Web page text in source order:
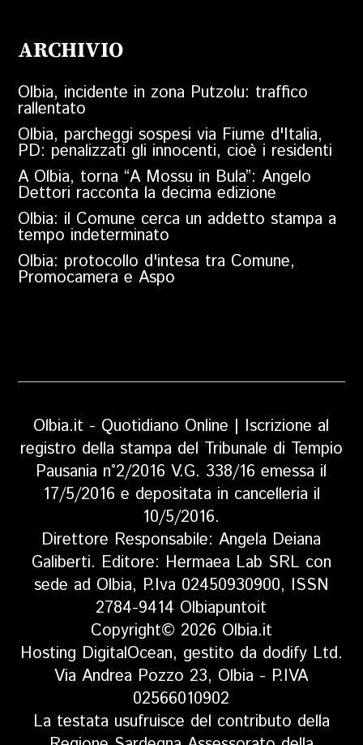
ARCHIVIO
Olbia, incidente in zona Putzolu: traffico
rallentato
Olbia, parcheggi sospesi via Fiume d'Italia,
PD: penalizzati gli innocenti, cioè i residenti
A Olbia, torna “A Mossu in Bula”: Angelo
Dettori racconta la decima edizione
Olbia: il Comune cerca un addetto stampa a
tempo indeterminato
Olbia: protocollo d'intesa tra Comune,
Promocamera e Aspo
Olbia.it - Quotidiano Online | Iscrizione al
registro della stampa del Tribunale di Tempio
Pausania n°2/2016 V.G. 338/16 emessa il
17/5/2016 e depositata in cancelleria il
10/5/2016.
Direttore Responsabile: Angela Deiana
Galiberti. Editore: Hermaea Lab SRL con
sede ad Olbia, P.Iva 02450930900, ISSN
2784-9414 Olbiapuntoit
Copyright© 2026 Olbia.it
Hosting DigitalOcean, gestito da dodify Ltd.
Via Andrea Pozzo 23, Olbia - P.IVA
02566010902
La testata usufruisce del contributo della